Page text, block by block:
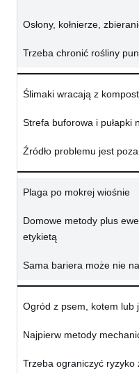
Osłony, kołnierze,
Trzeba chronić rośliny
Ślimaki wracają z
Strefa buforowa i pułapki
Źródło problemu jest
Plaga po mokrej wiośnie
Domowe metody plus
etykietą
Sama bariera może nie
Ogród z psem, kotem lub
Najpierw metody
Trzeba ograniczyć ryzyko